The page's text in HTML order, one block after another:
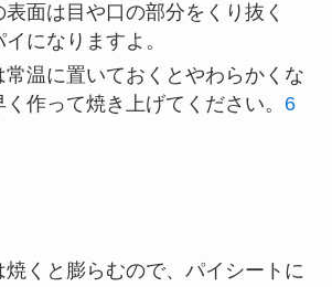
面は目や口の部分をくり抜く
になりますよ。
常温に置いておくとやわらかくな
作って焼き上げてください。 6
焼くと膨らむので、パイシートに